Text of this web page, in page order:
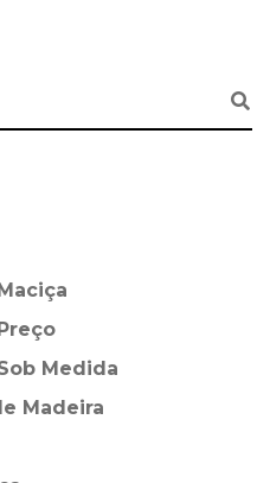
Medida
Madeira